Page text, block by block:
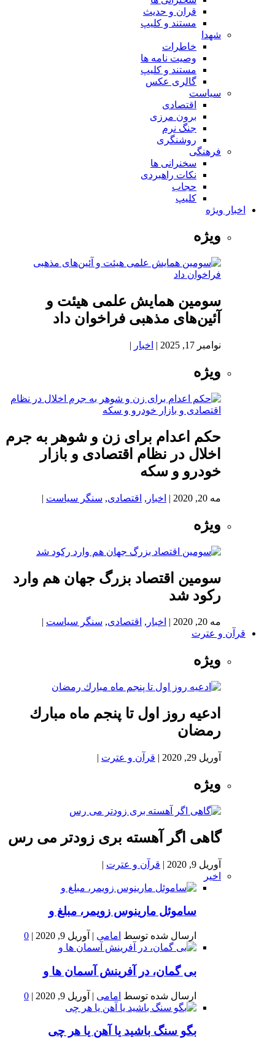
قران و حدیث
مستند و کلیپ
شهدا
خاطرات
وصیت نامه ها
مستند و کلیپ
گالری عکس
سیاست
اقتصادی
برون مرزی
جنگ نرم
روشنگری
فرهنگی
سخنرانی ها
نکات راهبردی
حجاب
کلیپ
اخبار ویژه
ویژه
سومین همایش علمی هیئت و
آئین‌های مذهبی فراخوان داد
نوامبر 17, 2025 | اخبار |
ویژه
حکم اعدام برای زن و شوهر به جرم
اخلال در نظام اقتصادی و بازار
خودرو و سکه
مه 20, 2020 | اخبار , اقتصادی, سنگر سیاست |
ویژه
سومین اقتصاد بزرگ جهان هم وارد
رکود شد
مه 20, 2020 | اخبار , اقتصادی, سنگر سیاست |
قرآن و عترت
ویژه
ادعيه روز اول تا پنجم ماه مبارك
رمضان
آوریل 29, 2020 | قرآن و عترت |
ویژه
گاهی اگر آهسته بری زودتر می رس
آوریل 9, 2020 | قرآن و عترت |
اخیر
ساموئل مارینوس زویمر، مبلغ و
ارسال شده توسط امامی | آوریل 9, 2020 |
0
بى گمان، در آفرينش آسمان ها و
ارسال شده توسط امامی | آوریل 9, 2020 |
0
بگو سنگ باشید یا آهن یا هر چی